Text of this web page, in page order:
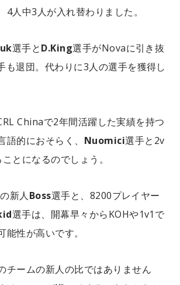
4人中3人が入れ替わりました。
選手とD.King選手がNovaに引き抜
も退団。代わりに3人の選手を獲得し
Chinaで2年間活躍した実績を持つ
語的におそらく、 Nuomici選手と2v
とになるのでしょう。
新人Boss選手と、8200プレイヤー
選手は、開幕早々からKOHや1v1で
能性が高いです。
チームの新人の比ではありません